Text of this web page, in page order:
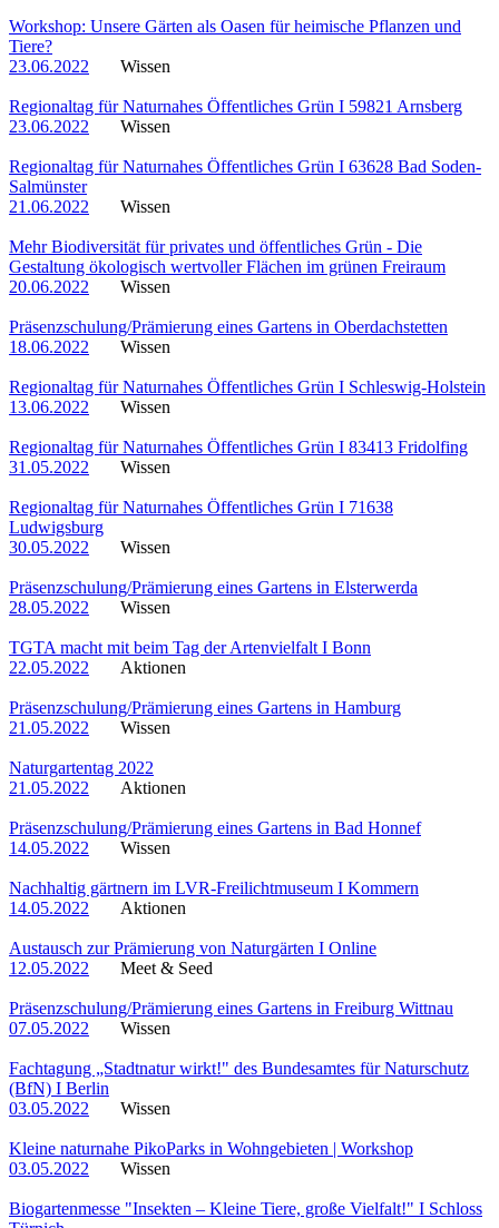
Workshop: Unsere Gärten als Oasen für heimische Pflanzen und
Tiere?
23.06.2022
Wissen
Regionaltag für Naturnahes Öffentliches Grün I 59821 Arnsberg
23.06.2022
Wissen
Regionaltag für Naturnahes Öffentliches Grün I 63628 Bad Soden-
Salmünster
21.06.2022
Wissen
Mehr Biodiversität für privates und öffentliches Grün - Die
Gestaltung ökologisch wertvoller Flächen im grünen Freiraum
20.06.2022
Wissen
Präsenzschulung/Prämierung eines Gartens in Oberdachstetten
18.06.2022
Wissen
Regionaltag für Naturnahes Öffentliches Grün I Schleswig-Holstein
13.06.2022
Wissen
Regionaltag für Naturnahes Öffentliches Grün I 83413 Fridolfing
31.05.2022
Wissen
Regionaltag für Naturnahes Öffentliches Grün I 71638
Ludwigsburg
30.05.2022
Wissen
Präsenzschulung/Prämierung eines Gartens in Elsterwerda
28.05.2022
Wissen
TGTA macht mit beim Tag der Artenvielfalt I Bonn
22.05.2022
Aktionen
Präsenzschulung/Prämierung eines Gartens in Hamburg
21.05.2022
Wissen
Naturgartentag 2022
21.05.2022
Aktionen
Präsenzschulung/Prämierung eines Gartens in Bad Honnef
14.05.2022
Wissen
Nachhaltig gärtnern im LVR-Freilichtmuseum I Kommern
14.05.2022
Aktionen
Austausch zur Prämierung von Naturgärten I Online
12.05.2022
Meet & Seed
Präsenzschulung/Prämierung eines Gartens in Freiburg Wittnau
07.05.2022
Wissen
Fachtagung „Stadtnatur wirkt!" des Bundesamtes für Naturschutz
(BfN) I Berlin
03.05.2022
Wissen
Kleine naturnahe PikoParks in Wohngebieten | Workshop
03.05.2022
Wissen
Biogartenmesse "Insekten – Kleine Tiere, große Vielfalt!" I Schloss